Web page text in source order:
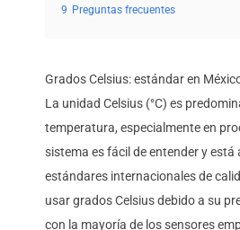
9 Preguntas frecuentes
Grados Celsius: estándar en
La unidad Celsius (°C) es
temperatura, especialmente en
sistema es fácil de entender y está
estándares internacionales de
usar grados Celsius debido a su
con la mayoría de los sensores